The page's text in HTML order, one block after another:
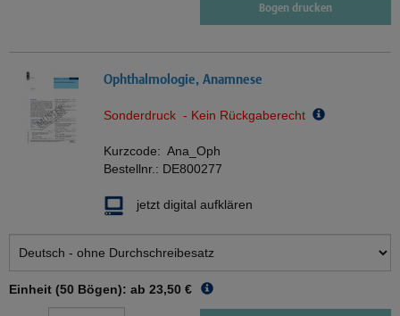
Bogen drucken
Ophthalmologie, Anamnese
Sonderdruck - Kein Rückgaberecht
Kurzcode: Ana_Oph
Bestellnr.: DE800277
jetzt digital aufklären
Einheit (50 Bögen): ab 23,50 €